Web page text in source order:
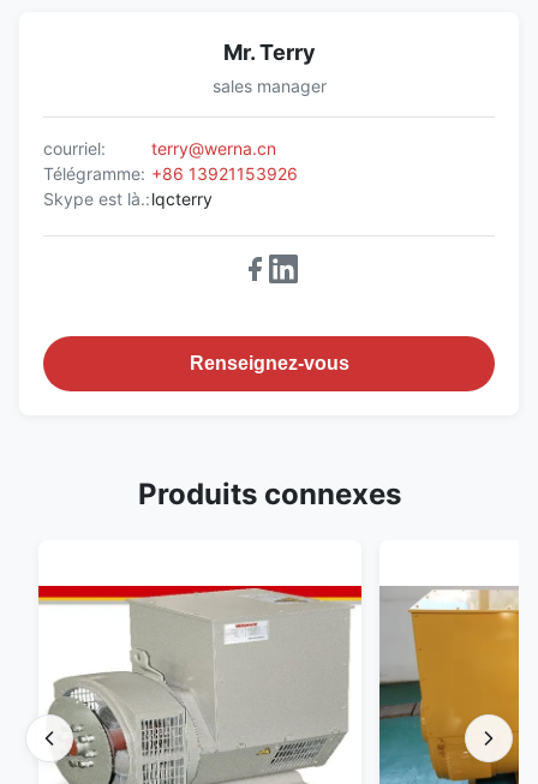
Mr. Terry
sales manager
courriel:
terry@werna.cn
Télégramme: +86 13921153926
Skype est là.:lqcterry
Renseignez-vous
Produits connexes